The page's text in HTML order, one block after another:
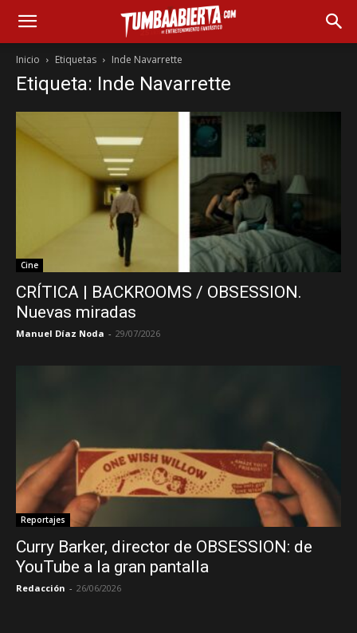
Inicio Etiquetas Inde Navarrette
Etiqueta: Inde Navarrette
Cine
CRÍTICA | BACKROOMS / OBSESSION.
Nuevas miradas
Manuel Díaz Noda - 29/07/2026
Reportajes
Curry Barker, director de OBSESSION: de
YouTube a la gran pantalla
Redacción - 26/06/2026